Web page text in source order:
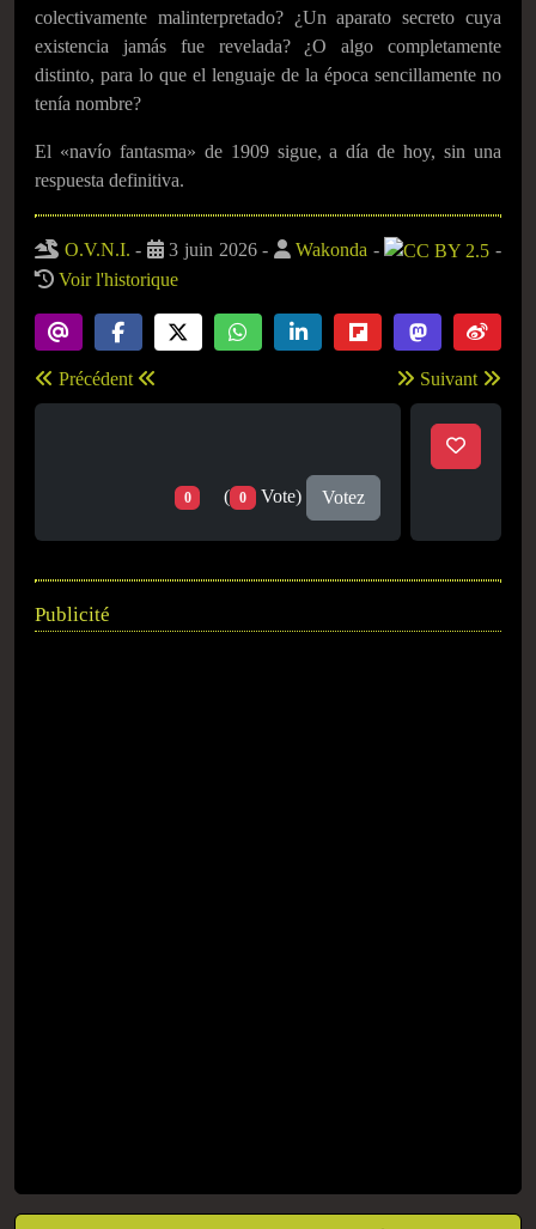
colectivamente malinterpretado? ¿Un aparato secreto cuya
existencia jamás fue revelada? ¿O algo completamente
distinto, para lo que el lenguaje de la época sencillamente no
tenía nombre?
El «navío fantasma» de 1909 sigue, a día de hoy, sin una
respuesta definitiva.
O.V.N.I. - 3 juin 2026- Wakonda -
-
Voir l'historique
Précédent Suivant
0 ( 0 Vote) Votez
Publicité